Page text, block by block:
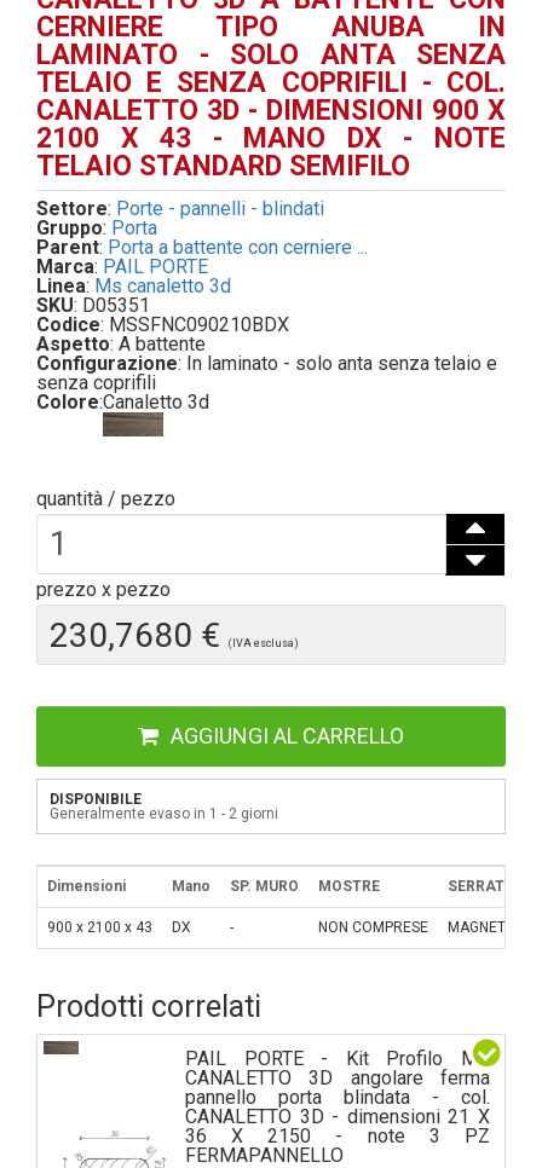
CERNIERE TIPO ANUBA IN
LAMINATO - SOLO ANTA SENZA
TELAIO E SENZA COPRIFILI - COL.
CANALETTO 3D - DIMENSIONI 900 X
2100 X 43 - MANO DX - NOTE
TELAIO STANDARD SEMIFILO
Settore: Porte - pannelli - blindati
Gruppo: Porta
Parent: Porta a battente con cerniere ...
Marca: PAIL PORTE
Linea: Ms canaletto 3d
SKU: D05351
Codice: MSSFNC090210BDX
Aspetto: A battente
Configurazione: In laminato - solo anta senza telaio e
senza coprifili
Colore:Canaletto 3d
quantità / pezzo
prezzo x pezzo
230,7680 € (IVA esclusa)
AGGIUNGI AL CARRELLO
DISPONIBILE
Generalmente evaso in 1 - 2 giorni
Dimensioni Mano SP. MURO MOSTRE SERRATURA
900 x 2100 x 43 DX - NON COMPRESE MAGNETICA
Prodotti correlati
PAIL PORTE - Kit Profilo MS
CANALETTO 3D angolare ferma
pannello porta blindata - col.
CANALETTO 3D - dimensioni 21 X
36 X 2150 - note 3 PZ
FERMAPANNELLO